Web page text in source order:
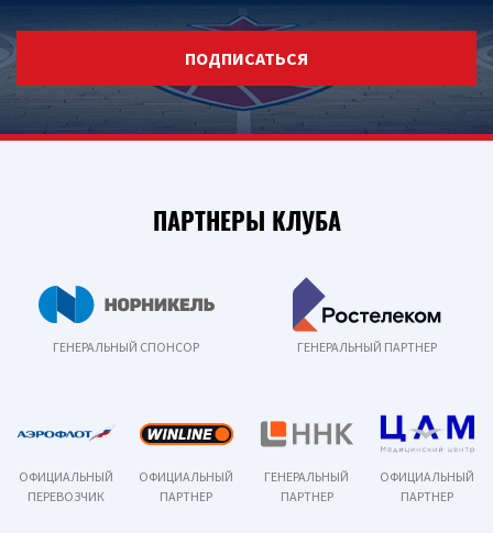
ПОДПИСАТЬСЯ
ПАРТНЕРЫ КЛУБА
ГЕНЕРАЛЬНЫЙ СПОНСОР ГЕНЕРАЛЬНЫЙ ПАРТНЕР
ОФИЦИАЛЬНЫЙ
ПЕРЕВОЗЧИК
ОФИЦИАЛЬНЫЙ
ПАРТНЕР
ГЕНЕРАЛЬНЫЙ
ПАРТНЕР
ОФИЦИАЛЬНЫЙ
ПАРТНЕР